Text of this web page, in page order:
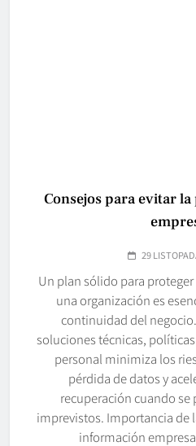
Consejos para evitar
29
Un plan sólido para
una organización es
continuidad del
soluciones técnicas,
personal minimiza los
pérdida de datos y
recuperación cuando
imprevistos. Importancia de
información